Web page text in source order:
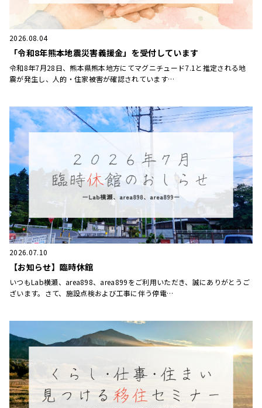
2026.08.04
「令和8年熊本地震災害義援金」を受付しています
令和8年7月28日、熊本県熊本地方にてマグニチュード7.1と推定される地
震が発生し、人的・住家被害が確認されています…
2026.07.10
【お知らせ】臨時休館
いつもLab横瀬、area898、area899をご利用いただき、誠にありがとうご
ざいます。さて、施設点検および工事に伴う停電…